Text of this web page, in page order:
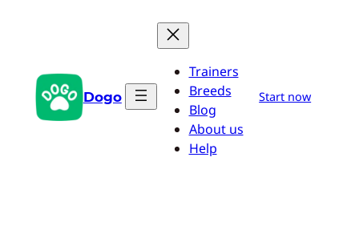
Dogo
Trainers
Breeds
Blog
About us
Help
Start now